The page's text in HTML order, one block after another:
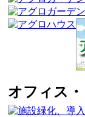
オフィス